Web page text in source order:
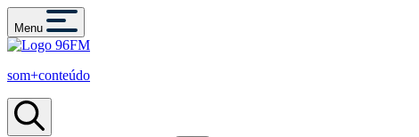
Menu
som+conteúdo